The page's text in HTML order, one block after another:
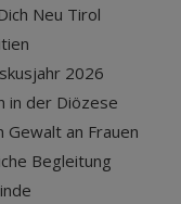
Neu Tirol
2026
in der Diözese
Gewalt an Frauen
Begleitung